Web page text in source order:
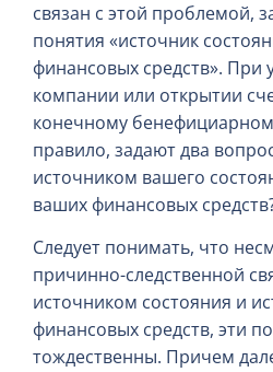
связан с этой проблемой,
понятия «источник
финансовых средств». При
компании или открытии
конечному
правило, задают два
источником вашего
ваших финансовых
Следует понимать, что
причинно-следственной
источником состояния и
финансовых средств, эти
тождественны. Причем